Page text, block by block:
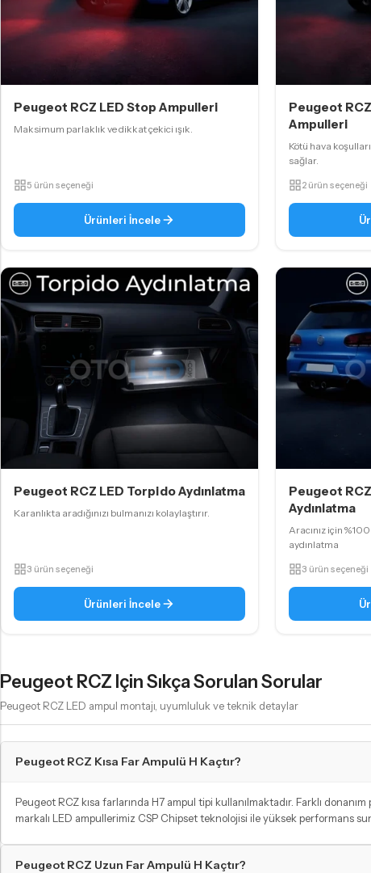
Peugeot RCZ LED Stop Ampulleri
Maksimum parlaklık ve dikkat çekici ışık.
5 ürün seçeneği
Ürünleri İncele
Peugeot
Ampulleri
Kötü hava
sağlar.
2 ürün seçeneği
Peugeot RCZ LED Torpido Aydınlatma
Karanlıkta aradığınızı bulmanızı kolaylaştırır.
3 ürün seçeneği
Ürünleri İncele
Peugeot RCZ
Aydınlatma
Aracınız için
aydınlatma
3 ürün seçeneği
Peugeot RCZ Için Sıkça Sorulan Sorular
Peugeot RCZ LED ampul montajı, uyumluluk ve teknik detaylar
Peugeot RCZ Kısa Far Ampulü H Kaçtır?
Peugeot RCZ kısa farlarında H7 ampul tipi kullanılmaktadır. Farklı
markalı LED ampullerimiz CSP Chipset teknolojisi ile yüksek performans
Peugeot RCZ Uzun Far Ampulü H Kaçtır?